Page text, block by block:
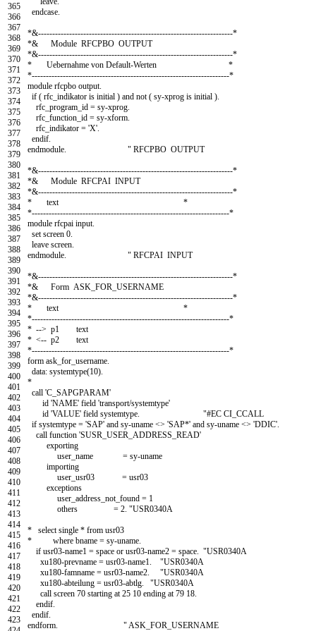
365
366
367
368
369
370
371
372
373
374
375
376
377
378
379
380
381
382
383
384
385
386
387
388
389
390
391
392
393
394
395
396
397
398
399
400
401
402
403
404
405
406
407
408
409
410
411
412
413
414
415
416
417
418
419
420
421
422
423
endcase
*&---------------------------------------------------------------------*
*& Module RFCPBO OUTPUT
*&---------------------------------------------------------------------*
* Uebernahme von Default-Werten *
*----------------------------------------------------------------------*
module rfcpbo output
if ( rfc indikator is initial ) and not ( sy-xprog is initial )
rfc program id = sy-xprog
rfc function id = sy-xform
rfc indikator = 'X'
endif
endmodule
" RFCPBO OUTPUT
*&---------------------------------------------------------------------*
*& Module RFCPAI INPUT
*&---------------------------------------------------------------------*
* text *
*----------------------------------------------------------------------*
module rfcpai input
set screen 0.
leave screen
endmodule
" RFCPAI INPUT
*&---------------------------------------------------------------------*
*& Form ASK_FOR_USERNAME
*&---------------------------------------------------------------------*
* text *
*----------------------------------------------------------------------*
* --> p1 text
* <-- p2 text
*----------------------------------------------------------------------*
form ask for username
data: systemtype(10)
*
call 'C_SAPGPARAM'
id 'NAME' field 'transport/systemtype'
id 'VALUE' field systemtype
"#EC CI_CCALL
if systemtype = 'SAP' and sy-uname <> 'SAP*' and sy-uname <> 'DDIC'
call function 'SUSR_USER_ADDRESS_READ'
exporting
user name = sy-uname
importing
user usr03 = usr03
exceptions
user address not found = 1
others
= 2. "USR0340A
* select single * from usr03
* where bname = sy-uname.
if usr03-name1 = space or usr03-name2 = space
"USR0340A
xu180-prevname = usr03-name1
"USR0340A
xu180-famname = usr03-name2
"USR0340A
xu180-abteilung = usr03-abtlg
"USR0340A
call screen 70 starting at 25 10 ending at 79 18.
endif
endif
endform
" ASK_FOR_USERNAME